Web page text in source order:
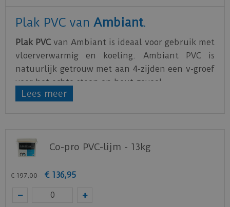
Plak PVC van Ambiant.
Plak PVC van Ambiant is ideaal voor gebruik met
vloerverwarmig en koeling. Ambiant PVC is
natuurlijk getrouw met aan 4-zijden een v-groef
voor het echte steen en hout gevoel.
PVC van Ambiant is verkrijgbaar is verschillende
Zorg voor een egale ondervloer, hierdoor zal de
vloer feilloos te plakken zijn.
Bijbehorende lijm voor de PVC plak series van
Ambiant is de Co-pro PVC-lijm 13kg
Lees meer
Co-pro PVC-lijm - 13kg
€ 197,00 € 136,95